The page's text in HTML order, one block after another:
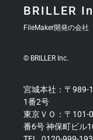
BRILLER
FileMaker開発の会社
© BRILLER Inc.
宮城本社：〒989-
1番2号
東京ＶＯ：〒101-
番6号 神保町ビル